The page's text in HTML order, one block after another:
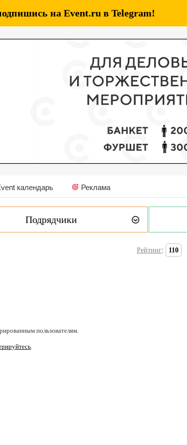
на Event.ru в Telegram!
календарь Реклама
Подрядчики
Рейтинг: 110
пользователям.
.